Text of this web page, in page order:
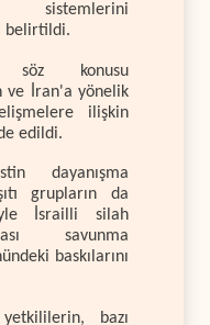
sistemlerini
belirtildi.
söz konusu
ve İran'a yönelik
ilişkin
edildi.
dayanışma
grupların da
İsrailli silah
savunma
baskılarını
bazı